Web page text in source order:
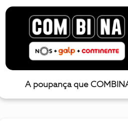
A poupança que